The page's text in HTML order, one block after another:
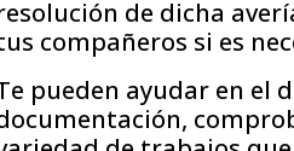
de dicha
compañeros si es
pueden ayudar en el